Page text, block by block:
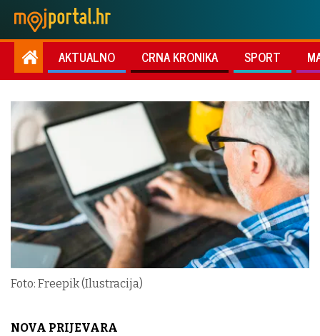
AKTUALNO CRNA KRONIKA SPORT
Foto: Freepik (Ilustracija)
NOVA PRIJEVARA